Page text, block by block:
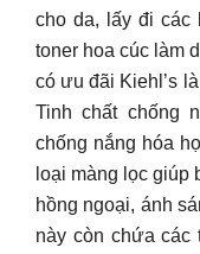
cho da, lấy đi các
toner hoa cúc làm
có ưu đãi Kiehl’s
Tinh chất chống
chống nắng hóa
loại màng lọc giúp
hồng ngoại, ánh
này còn chứa các